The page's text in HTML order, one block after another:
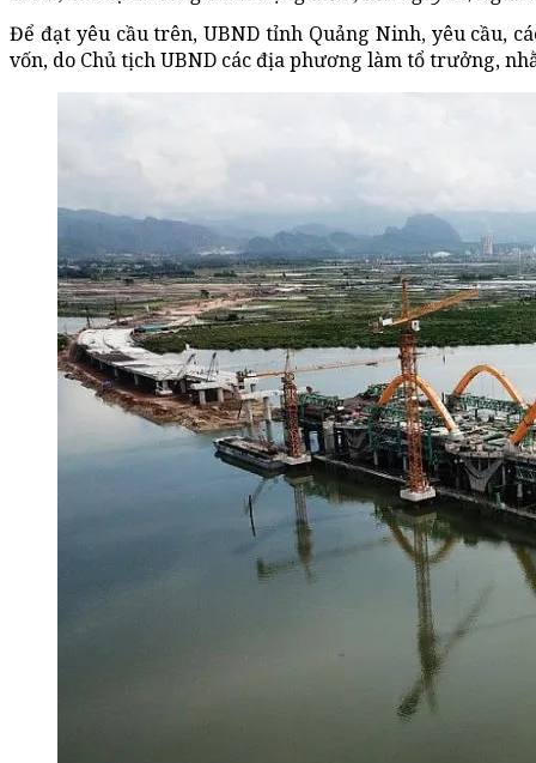
Để đạt yêu cầu trên, UBND tỉnh Quảng Ninh, yêu cầu,
vốn, do Chủ tịch UBND các địa phương làm tổ trưởng,